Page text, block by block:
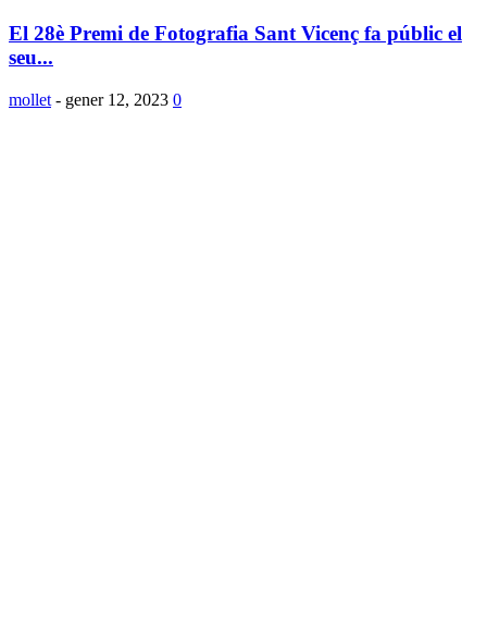
El 28è Premi de Fotografia Sant Vicenç fa públic el
seu...
mollet - gener 12, 2023 0